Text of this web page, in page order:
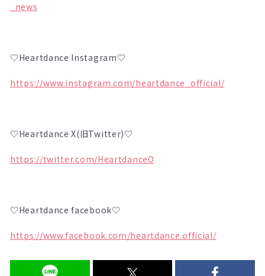
_news
♡Heartdance Instagram♡
https://www.instagram.com/heartdance_official/
♡Heartdance X(旧Twitter)♡
https://twitter.com/HeartdanceO
♡Heartdance facebook♡
https://www.facebook.com/heartdance.official/